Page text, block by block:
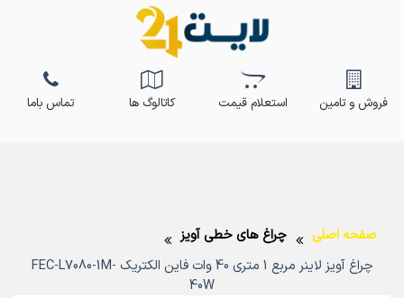
فروش و تامین استعلام قیمت کاتالوگ ها تماس باما
صفحه اصلی
چراغ های خطی آویز
چراغ آویز لاینر مربع 1 متری 40 وات فاین الکتریک FEC-L7080-1M-
40W